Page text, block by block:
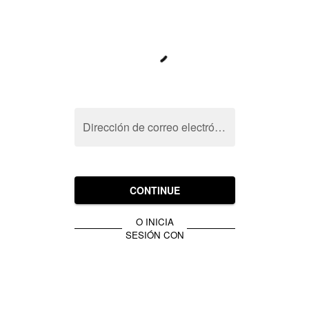
Dirección de correo electrónico
CONTINUE
O INICIA
SESIÓN CON